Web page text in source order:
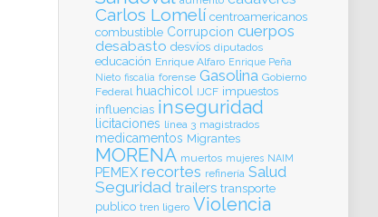
Carlos Lomelí centroamericanos
combustible Corrupcion cuerpos
desabasto desvíos diputados
educación Enrique Alfaro Enrique Peña
Nieto fiscalia forense Gasolina Gobierno
Federal huachicol IJCF impuestos
influencias inseguridad
licitaciones línea 3 magistrados
medicamentos Migrantes
MORENA muertos mujeres NAIM
PEMEX recortes refinería Salud
Seguridad trailers transporte
publico tren ligero Violencia